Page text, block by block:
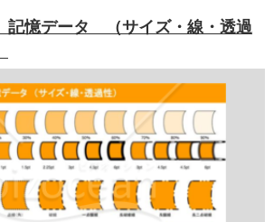
憶データ （サイズ・線・透過